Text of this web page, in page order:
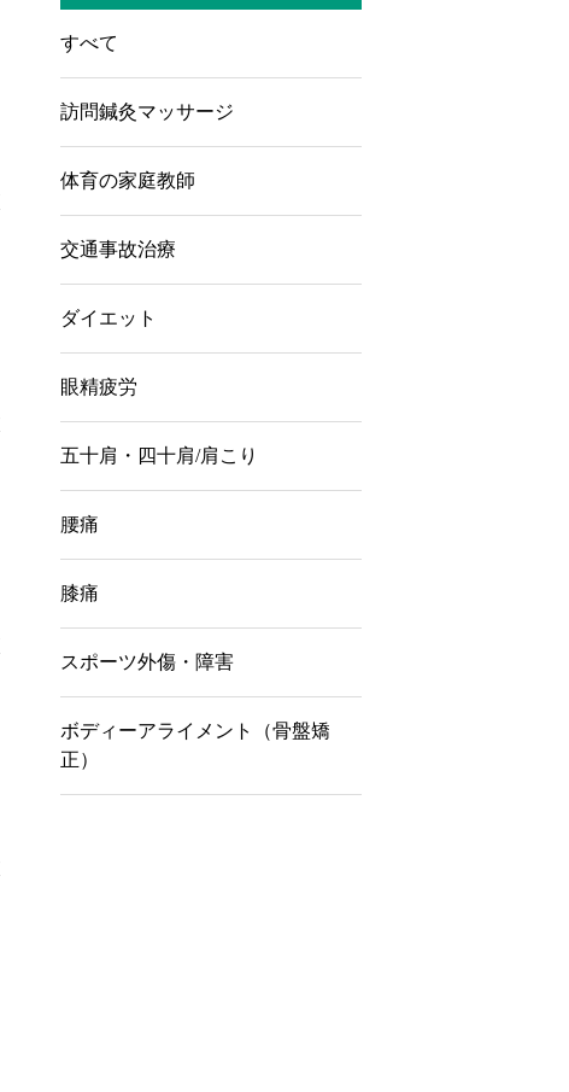
すべて
訪問鍼灸マッサージ
体育の家庭教師
交通事故治療
ダイエット
眼精疲労
五十肩・四十肩/肩こり
腰痛
膝痛
スポーツ外傷・障害
ボディーアライメント（骨盤矯
正）